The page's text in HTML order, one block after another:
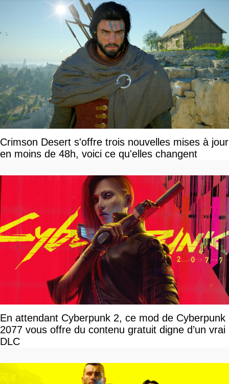
Crimson Desert s'offre trois nouvelles mises à jour
en moins de 48h, voici ce qu'elles changent
En attendant Cyberpunk 2, ce mod de Cyberpunk
2077 vous offre du contenu gratuit digne d’un vrai
DLC